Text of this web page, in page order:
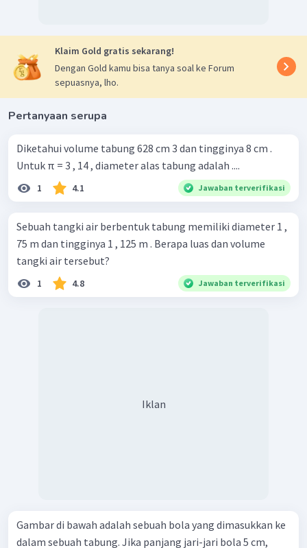
Klaim Gold gratis sekarang!
Dengan Gold kamu bisa tanya soal ke Forum
sepuasnya, lho.
Pertanyaan serupa
Diketahui volume tabung 628 cm 3 dan tingginya 8 cm .
Untuk π = 3 , 14 , diameter alas tabung adalah ....
1 4.1 Jawaban terverifikasi
Sebuah tangki air berbentuk tabung memiliki diameter 1 ,
75 m dan tingginya 1 , 125 m . Berapa luas dan volume
tangki air tersebut?
1 4.8 Jawaban terverifikasi
Iklan
Gambar di bawah adalah sebuah bola yang dimasukkan ke
dalam sebuah tabung. Jika panjang jari-jari bola 5 cm,